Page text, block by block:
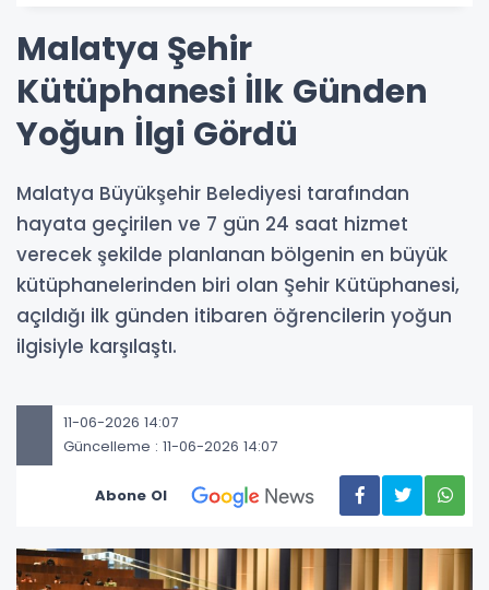
Malatya Şehir
Kütüphanesi İlk Günden
Yoğun İlgi Gördü
Malatya Büyükşehir Belediyesi tarafından
hayata geçirilen ve 7 gün 24 saat hizmet
verecek şekilde planlanan bölgenin en büyük
kütüphanelerinden biri olan Şehir Kütüphanesi,
açıldığı ilk günden itibaren öğrencilerin yoğun
ilgisiyle karşılaştı.
11-06-2026 14:07
Güncelleme : 11-06-2026 14:07
Abone Ol